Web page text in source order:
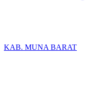
KAB. MUNA BARAT